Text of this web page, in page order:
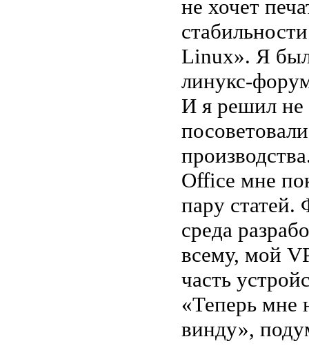
не хочет
Linux». Я
линукс-
И я решил не
Office мне
пару статей.
среда
всему, мой
часть
«Теперь мне
винду»,